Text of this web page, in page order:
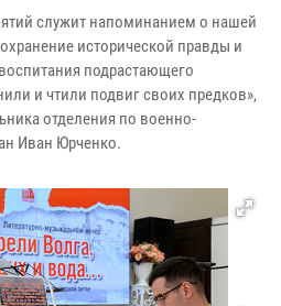
служит напоминанием о нашей
исторической правды и
подрастающего
и чтили подвиг своих предков»,
отделения по военно-
Иван Юрченко.